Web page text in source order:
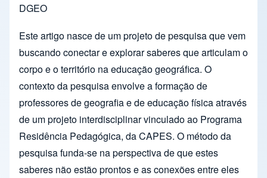
DGEO
Este artigo nasce de um projeto de pesquisa que vem
buscando conectar e explorar saberes que articulam o
corpo e o território na educação geográfica. O
contexto da pesquisa envolve a formação de
professores de geografia e de educação física através
de um projeto interdisciplinar vinculado ao Programa
Residência Pedagógica, da CAPES. O método da
pesquisa funda-se na perspectiva de que estes
saberes não estão prontos e as conexões entre eles